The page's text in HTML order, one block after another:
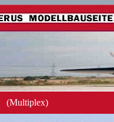
(Multiplex)